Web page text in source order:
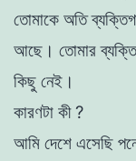
তােমাকে অতি
আছে । তােমার
কিছু নেই ।
কারণটা কী?
আমি দেশে এসেছি